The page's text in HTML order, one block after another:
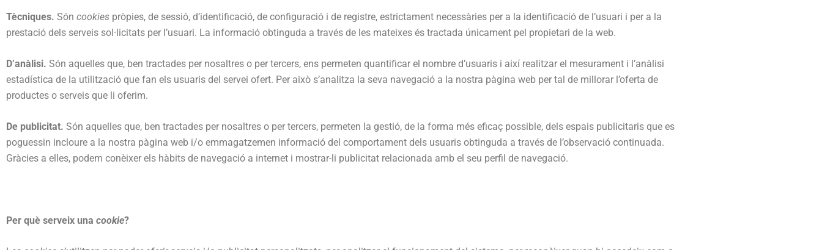
Tècniques. Són cookies pròpies, de sessió, d’identificació, de configuració i de registre, estrictament necessàries per a la identificació de l’usuari i per a la
prestació dels serveis sol·licitats per l’usuari. La informació obtinguda a través de les mateixes és tractada únicament pel propietari de la web.
D’anàlisi. Són aquelles que, ben tractades per nosaltres o per tercers, ens permeten quantificar el nombre d’usuaris i així realitzar el mesurament i l’anàlisi
estadística de la utilització que fan els usuaris del servei ofert. Per això s’analitza la seva navegació a la nostra pàgina web per tal de millorar l’oferta de
productes o serveis que li oferim.
De publicitat. Són aquelles que, ben tractades per nosaltres o per tercers, permeten la gestió, de la forma més eficaç possible, dels espais publicitaris que es
poguessin incloure a la nostra pàgina web i/o emmagatzemen informació del comportament dels usuaris obtinguda a través de l’observació continuada.
Gràcies a elles, podem conèixer els hàbits de navegació a internet i mostrar-li publicitat relacionada amb el seu perfil de navegació.
Per què serveix una cookie?